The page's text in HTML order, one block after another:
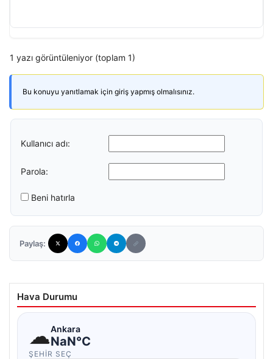
1 yazı görüntüleniyor (toplam 1)
Bu konuyu yanıtlamak için giriş yapmış olmalısınız.
Kullanıcı adı:
Parola:
Beni hatırla
Paylaş:
Hava Durumu
☁Ankara
NaN°C
ŞEHIR SEÇ